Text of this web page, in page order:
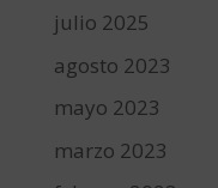
julio 2025
agosto 2023
mayo 2023
marzo 2023